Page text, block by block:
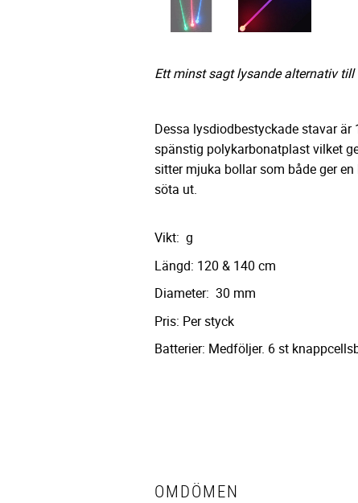
Ett minst sagt lysande alternativ till
Dessa lysdiodbestyckade stavar
spänstig polykarbonatplast vilket
sitter mjuka bollar som både ger
söta ut.
Vikt: g
Längd: 120 & 140 cm
Diameter: 30 mm
Pris: Per styck
Batterier: Medföljer. 6 st
OMDÖMEN